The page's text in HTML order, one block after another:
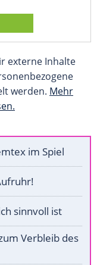
externe Inhalte
werden. Mehr
im Spiel
sinnvoll ist
Verbleib des